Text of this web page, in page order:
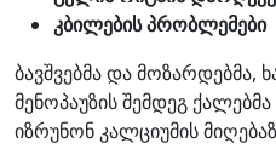
კბილების პრობლემები
ბავშვებმა და მოზარდებმა,
მენოპაუზის შემდეგ
იზრუნონ კალციუმის